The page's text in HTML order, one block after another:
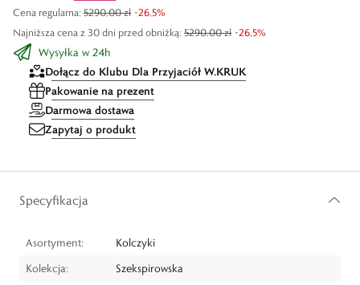
Najniższa cena z 30 dni przed obniżką: 5290,00 zł -26,5%
Cena regularna: 5290,00 zł -26,5%
Wysyłka w 24h
Dołącz do Klubu Dla Przyjaciół W.KRUK
Pakowanie na prezent
Darmowa dostawa
Zapytaj o produkt
Specyfikacja
Asortyment:
Kolczyki
Kolekcja:
Szekspirowska